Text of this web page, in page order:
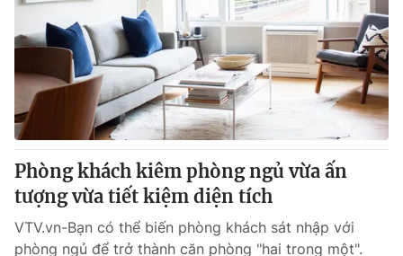
VTV Sức khoẻ Bất động sản
Thị trường 24h Tấm lòng Việt
VTV4 Vươn mình bằng AI
VTV9 VTV8
Liên hệ tòa soạn English
Phòng khách kiêm phòng ngủ vừa ấn
tượng vừa tiết kiệm diện tích
VTV.vn-Bạn có thể biến phòng khách sát nhập với
phòng ngủ để trở thành căn phòng "hai trong một".